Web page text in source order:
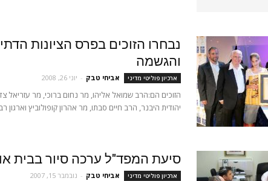
נבחרו הזוכים בפרס הציונות
והגשמה
ארכיון פוליטי מדיני אביחי טבק - יוני 26, 2008
הזוכים הם:הרב שמואל אליהו, מר נחום ברוכי, מר עזריאל
יהודית היבנר, הרב חיים סבתו, מר אהרון קופולוביץ וארגון
סיעת המפד"ל ערכה סיור בבית
ארכיון פוליטי מדיני אביחי טבק - נובמבר 15, 2007